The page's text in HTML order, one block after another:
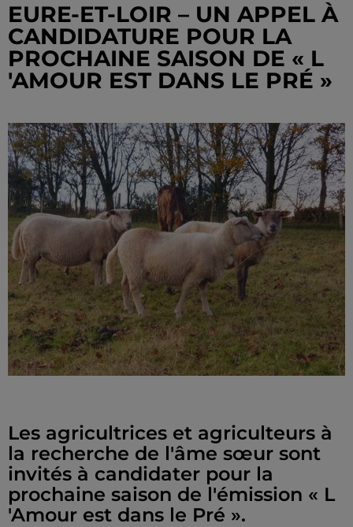
EURE-ET-LOIR – UN APPEL À
CANDIDATURE POUR LA
PROCHAINE SAISON DE « L
'AMOUR EST DANS LE PRÉ »
Les agricultrices et agriculteurs à
la recherche de l'âme sœur sont
invités à candidater pour la
prochaine saison de l'émission « L
'Amour est dans le Pré ».